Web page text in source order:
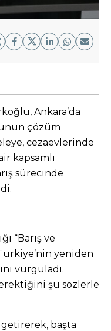
Ankara’da
çözüm
cezaevlerinde
kapsamlı
sürecinde
“Barış ve
yeniden
vurguladı.
şu sözlerle
başta